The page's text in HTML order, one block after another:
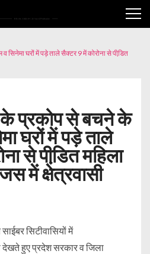
सिनेमा घरों में पड़े ताले सैक्टर 9 में कोरोना से पीडि़त
के प्रकोप से बचने के
घरों में पड़े ताले
से पीडि़त महिला
में क्षेत्रवासी
सिटीवासियों में
देखते हुए प्रदेश सरकार व जिला